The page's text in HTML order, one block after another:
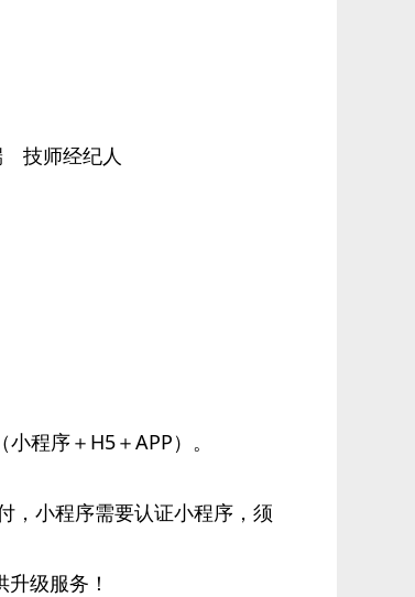
师经纪人
程序＋H5＋APP）。
，小程序需要认证小程序，须
级服务！